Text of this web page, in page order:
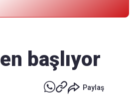
başlıyor
Paylaş